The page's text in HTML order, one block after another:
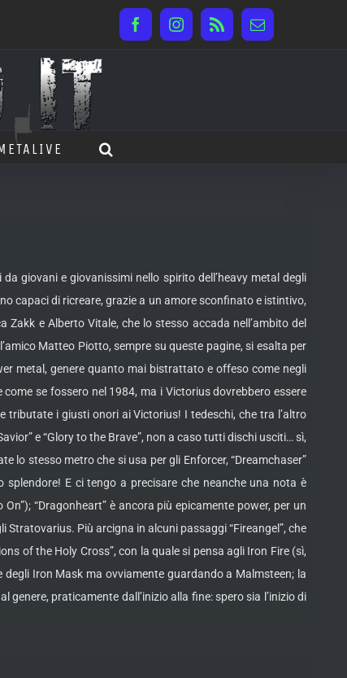
FacebookInstagram
Rss Email
giovani e giovanissimi nello spirito dell’heavy metal degli
capaci di ricreare,grazie a un amore sconfinato e istintivo,
e Alberto Vitale, che lo stesso accada nell’ambito del
Matteo Piotto, sempre su queste pagine, si esalta per
metal, genere quanto mai bistrattato e offeso come negli
se fossero nel 1984, ma i Victorius dovrebbero essere
tributate i giusti onori ai Victorius! I tedeschi, che tra l’altro
e “Glory to the Brave”, non a caso tutti dischi usciti… sì,
lo stesso metro che si usa per gli Enforcer, “Dreamchaser”
E ci tengo a precisare che neanche una nota è
“Dragonheart” è ancora più epicamente power, per un
Più arcigna in alcuni passaggi “Fireangel”, che
of the Holy Cross”, con la quale si pensa agli Iron Fire (sì,
Iron Mask ma ovviamente guardando a Malmsteen; la
genere, praticamente dall’inizio alla fine: spero sia l’inizio di